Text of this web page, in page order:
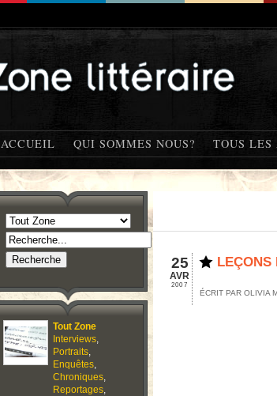
ACCUEIL QUI SOMMES NOUS? TOUS LES
Tout Zone
Interviews,
Portraits,
Enquêtes,
Chroniques,
Reportages,
25
AVR
2007
LEÇONS
ÉCRIT PAR OLIVIA